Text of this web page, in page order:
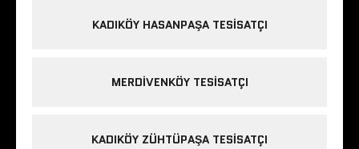
KADIKÖY HASANPAŞA TESISATÇI
MERDIVENKÖY TESISATÇI
KADIKÖY ZÜHTÜPAŞA TESISATÇI